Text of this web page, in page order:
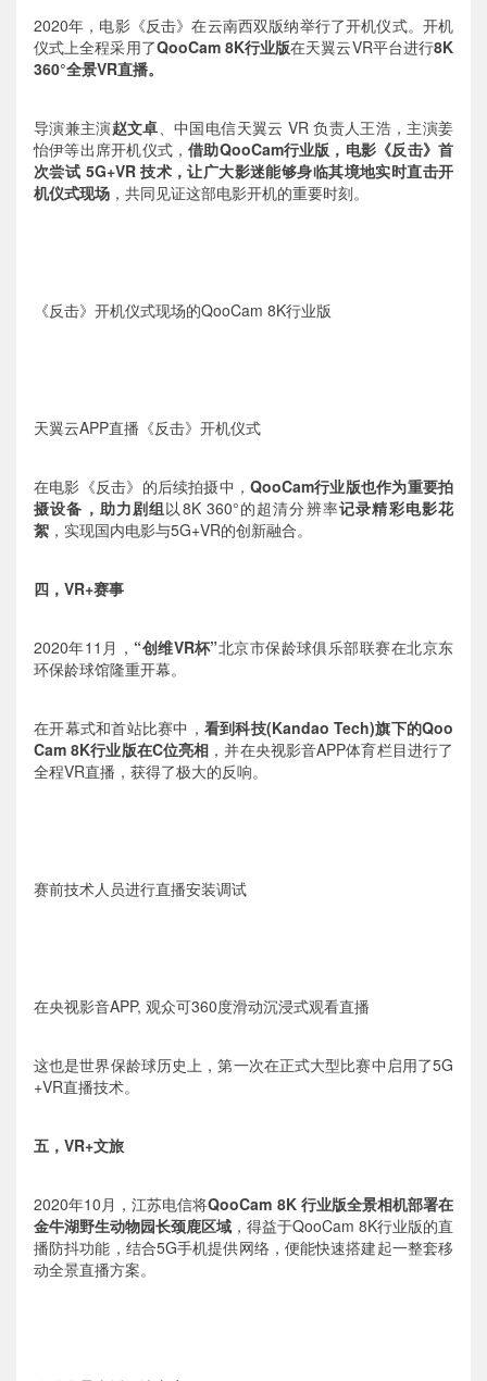
2020年，电影《反击》在云南西双版纳举行了开机仪式。开机
仪式上全程采用了QooCam 8K行业版在天翼云VR平台进行8K
360°全景VR直播。
导演兼主演赵文卓、中国电信天翼云 VR 负责人王浩，主演姜
怡伊等出席开机仪式，借助QooCam行业版，电影《反击》首
次尝试 5G+VR 技术，让广大影迷能够身临其境地实时直击开
机仪式现场 ，共同见证这部电影开机的重要时刻。
《反击》开机仪式现场的QooCam 8K行业版
天翼云APP直播《反击》开机仪式
在电影《反击》的后续拍摄中，QooCam行业版也作为重要拍
摄设备，助力剧组以8K 360°的超清分辨率记录精彩电影花
絮 ，实现国内电影与5G+VR的创新融合。
四，VR+赛事
2020年11月， “创维VR杯”北京市保龄球俱乐部联赛在北京东
环保龄球馆隆重开幕。
在开幕式和首站比赛中， 看到科技(Kandao Tech)旗下的Qoo
Cam 8K行业版在C位亮相 ，并在央视影音APP体育栏目进行了
全程VR直播，获得了极大的反响。
赛前技术人员进行直播安装调试
在央视影音APP, 观众可360度滑动沉浸式观看直播
这也是世界保龄球历史上，第一次在正式大型比赛中启用了5G
+VR直播技术。
五，VR+文旅
2020年10月，江苏电信将QooCam 8K 行业版全景相机部署在
金牛湖野生动物园长颈鹿区域 ，得益于QooCam 8K行业版的直
播防抖功能，结合5G手机提供网络，便能快速搭建起一整套移
动全景直播方案。